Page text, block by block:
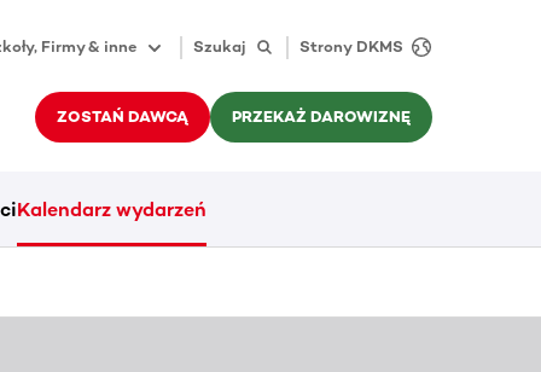
Firmy & inne Szukaj Strony DKMS
ZOSTAŃ DAWCĄ PRZEKAŻ DAROWIZNĘ
Kalendarz wydarzeń